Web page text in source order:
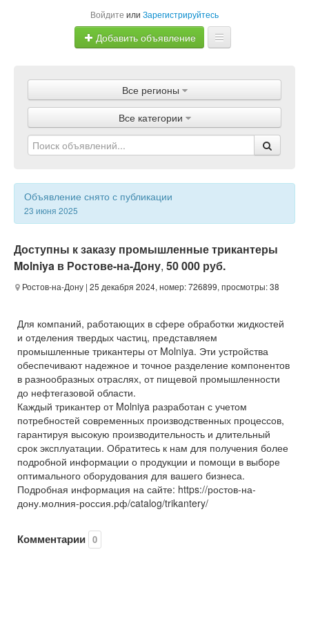
Войдите или Зарегистрируйтесь
Добавить объявление
Объявления
Магазины
Услуги
Статьи
Все регионы
Все категории
Объявление снято с публикации
23 июня 2025
Доступны к заказу промышленные трикантеры
Molniya в Ростове-на-Дону, 50 000 руб.
Ростов-на-Дону | 25 декабря 2024, номер: 726899, просмотры: 38
Для компаний, работающих в сфере обработки жидкостей
и отделения твердых частиц, представляем
промышленные трикантеры от Molniya. Эти устройства
обеспечивают надежное и точное разделение компонентов
в разнообразных отраслях, от пищевой промышленности
до нефтегазовой области.
Каждый трикантер от Molniya разработан с учетом
потребностей современных производственных процессов,
гарантируя высокую производительность и длительный
срок эксплуатации. Обратитесь к нам для получения более
подробной информации о продукции и помощи в выборе
оптимального оборудования для вашего бизнеса.
Подробная информация на сайте: https://ростов-на-
дону.молния-россия.рф/catalog/trikantery/
Комментарии 0